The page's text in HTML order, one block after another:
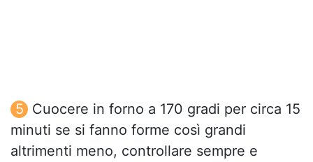
Cuocere in forno a 170 gradi per circa 15
minuti se si fanno forme così grandi
altrimenti meno, controllare sempre e